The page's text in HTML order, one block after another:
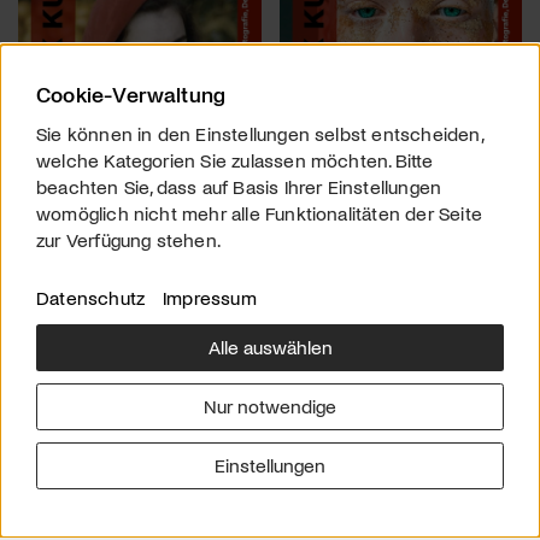
Über uns
Downloads
Werben
Impressum
Cookie-Verwaltung
Sie können in den Einstellungen selbst entscheiden,
welche Kategorien Sie zulassen möchten. Bitte
beachten Sie, dass auf Basis Ihrer Einstellungen
womöglich nicht mehr alle Funktionalitäten der Seite
zur Verfügung stehen.
Datenschutz Impressum
Alle auswählen
Nur notwendige
Einstellungen